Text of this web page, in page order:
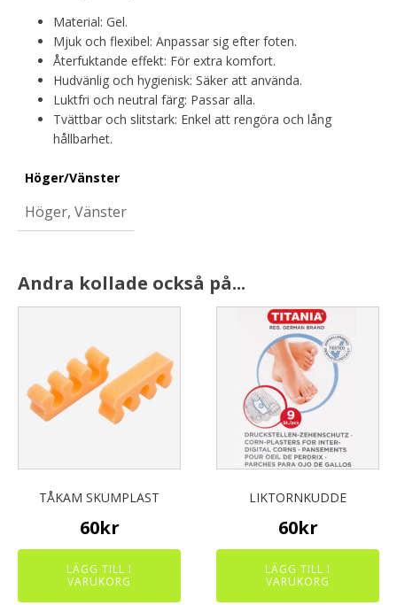
Material: Gel.
Mjuk och flexibel: Anpassar sig efter foten.
Återfuktande effekt: För extra komfort.
Hudvänlig och hygienisk: Säker att använda.
Luktfri och neutral färg: Passar alla.
Tvättbar och slitstark: Enkel att rengöra och lång
hållbarhet.
Höger/Vänster
Höger, Vänster
Andra kollade också på...
TÅKAM SKUMPLAST
60kr
LÄGG TILL I
VARUKORG
LIKTORNKUDDE
60kr
LÄGG TILL I
VARUKORG